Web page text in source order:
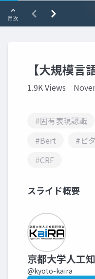
【大規模言
1.9K Views
#固有表現認識
#Bert
#ビ
#CRF
スライド概要
京都大学人工
@kyoto-kaira